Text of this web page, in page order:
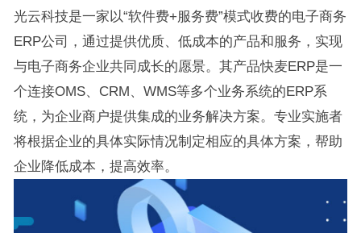
光云科技是一家以“软件费+服务费”模式收费的电子商务
ERP公司，通过提供优质、低成本的产品和服务，实现
与电子商务企业共同成长的愿景。其产品快麦ERP是一
个连接OMS、CRM、WMS等多个业务系统的ERP系
统，为企业商户提供集成的业务解决方案。专业实施者
将根据企业的具体实际情况制定相应的具体方案，帮助
企业降低成本，提高效率。